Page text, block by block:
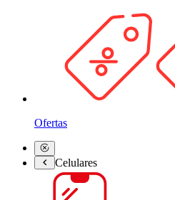
Ofertas
Celulares